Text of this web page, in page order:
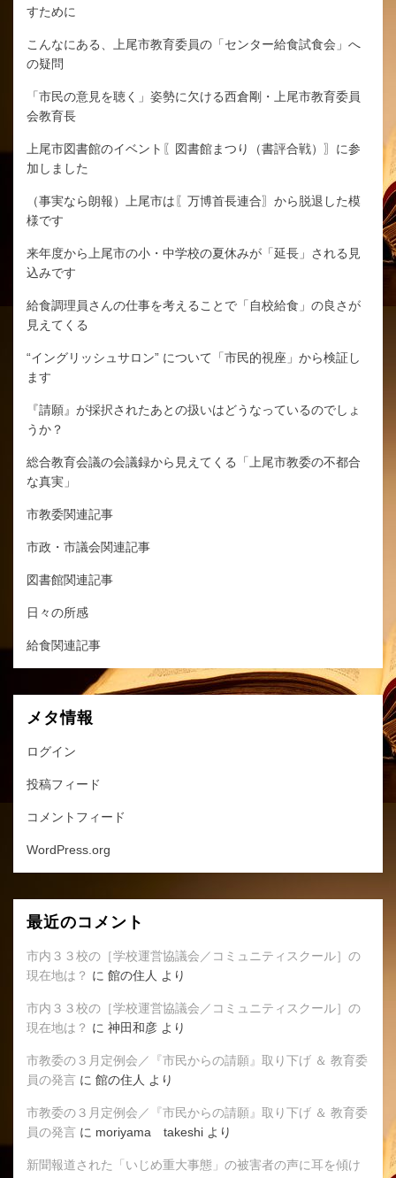
すために
こんなにある、上尾市教育委員の「センター給食試食会」へ
の疑問
「市民の意見を聴く」姿勢に欠ける西倉剛・上尾市教育委員
会教育長
上尾市図書館のイベント〖図書館まつり（書評合戦）〗に参
加しました
（事実なら朗報）上尾市は〖万博首長連合〗から脱退した模
様です
来年度から上尾市の小・中学校の夏休みが「延長」される見
込みです
給食調理員さんの仕事を考えることで「自校給食」の良さが
見えてくる
“イングリッシュサロン” について「市民的視座」から検証し
ます
『請願』が採択されたあとの扱いはどうなっているのでしょ
うか？
総合教育会議の会議録から見えてくる「上尾市教委の不都合
な真実」
市教委関連記事
市政・市議会関連記事
図書館関連記事
日々の所感
給食関連記事
メタ情報
ログイン
投稿フィード
コメントフィード
WordPress.org
最近のコメント
市内３３校の［学校運営協議会／コミュニティスクール］の
現在地は？ に 館の住人 より
市内３３校の［学校運営協議会／コミュニティスクール］の
現在地は？ に 神田和彦 より
市教委の３月定例会／『市民からの請願』取り下げ ＆ 教育委
員の発言 に 館の住人 より
市教委の３月定例会／『市民からの請願』取り下げ ＆ 教育委
員の発言 に moriyama takeshi より
新聞報道された「いじめ重大事態」の被害者の声に耳を傾け